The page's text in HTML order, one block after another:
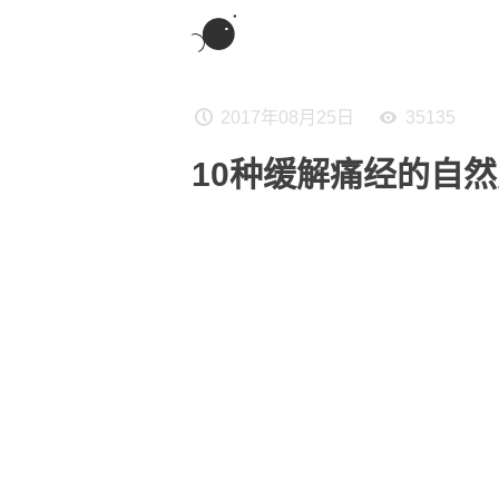
2017年08月25日 35135
10种缓解痛经的自